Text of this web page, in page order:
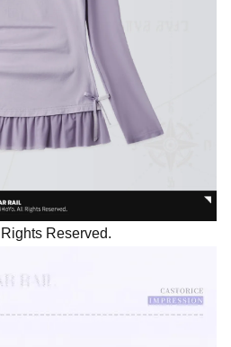
Reserved.